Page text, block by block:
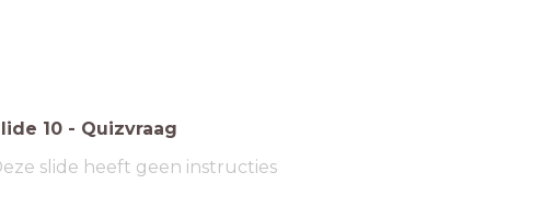
10 - Quizvraag
slide heeft geen instructies